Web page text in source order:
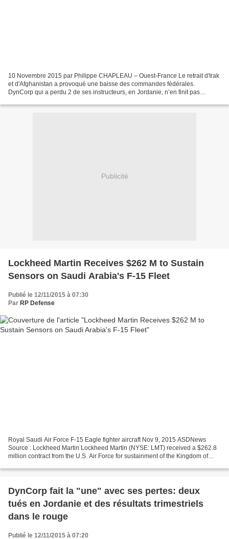
10 Novembre 2015 par Philippe CHAPLEAU – Ouest-France Le retrait d'Irak
et d'Afghanistan a provoqué une baisse des commandes fédérales.
DynCorp qui a perdu 2 de ses instructeurs, en Jordanie, n’en finit pas
Publicité
Lockheed Martin Receives $262 M to Sustain
Sensors on Saudi Arabia's F-15 Fleet
Publié le 12/11/2015 à 07:30
Par RP Defense
Royal Saudi Air Force F-15 Eagle fighter aircraft Nov 9, 2015 ASDNews
Source : Lockheed Martin Lockheed Martin (NYSE: LMT) received a $262.8
million contract from the U.S. Air Force for sustainment of the Kingdom of
DynCorp fait la "une" avec ses pertes: deux
tués en Jordanie et des résultats trimestriels
dans le rouge
Publié le 12/11/2015 à 07:20